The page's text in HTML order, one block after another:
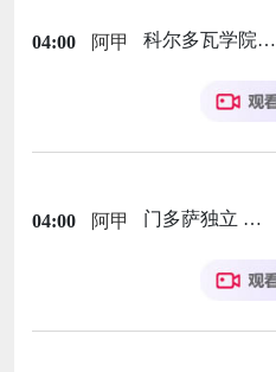
04:00 阿甲 科尔多瓦学院
04:00 阿甲 门多萨独立